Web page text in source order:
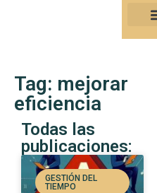
Tag: mejorar
eficiencia
Todas las
publicaciones:
GESTIÓN DEL
TIEMPO